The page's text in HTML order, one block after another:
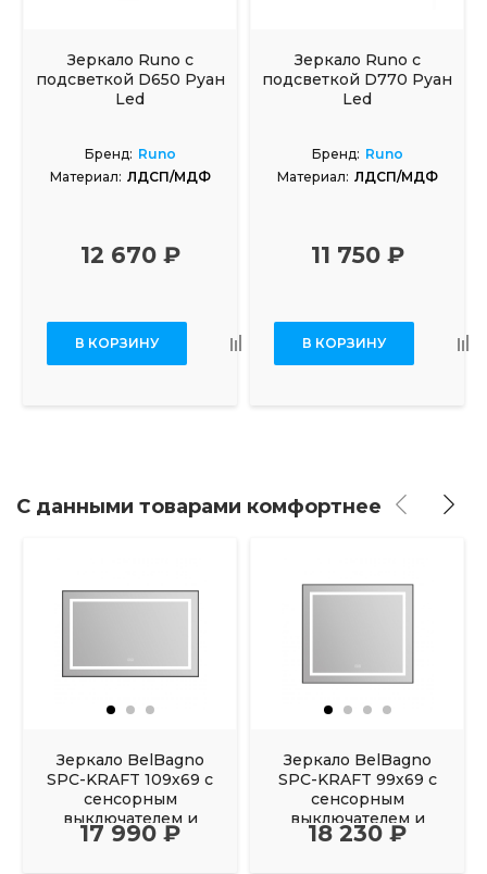
Зеркало Runo с
подсветкой D650 Руан
Led
Бренд: Runo
Материал: ЛДСП/МДФ
12 670 ₽
В КОРЗИНУ
Зеркало Runo с
подсветкой D770 Руан
Led
Бренд: Runo
Материал: ЛДСП/МДФ
11 750 ₽
В КОРЗИНУ
С данными товарами комфортнее
Зеркало BelBagno
SPC-KRAFT 109х69 с
сенсорным
выключателем и
подогревом черный
17 990 ₽
Зеркало BelBagno
SPC-KRAFT 99х69 с
сенсорным
выключателем и
подогревом черный
18 230 ₽